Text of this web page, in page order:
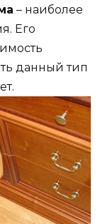
– наиболее
Его
данный тип